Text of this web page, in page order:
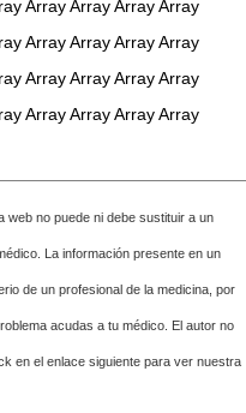
Array Array Array Array
Array Array Array Array
Array Array Array Array
Array Array Array Array
web no puede ni debe sustituir a un
La información presente en un
de un profesional de la medicina, por
acudas a tu médico. El autor no
en el enlace siguiente para ver nuestra